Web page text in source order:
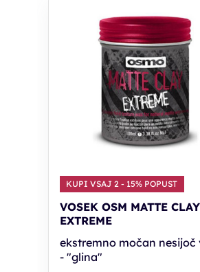
KUPI VSAJ 2 - 15% POPUST
VOSEK OSM MATTE CLAY
EXTREME
ekstremno močan nesijoč
- "glina"